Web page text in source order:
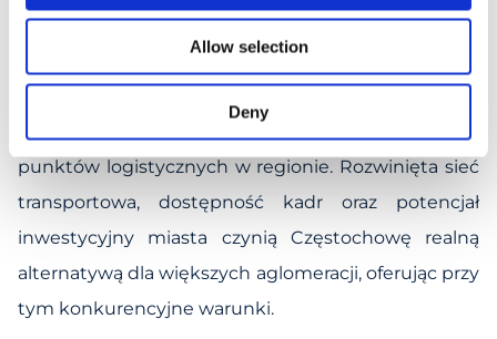
Allow selection
Deny
Lokalizacja magazynu ma bezpośredni wpływ
na efektywność operacyjną Twojej firmy. Dzięki
punktów logistycznych w regionie. Rozwinięta sieć
transportowa, dostępność kadr oraz potencjał
inwestycyjny miasta czynią Częstochowę realną
alternatywą dla większych aglomeracji, oferując przy
tym konkurencyjne warunki.